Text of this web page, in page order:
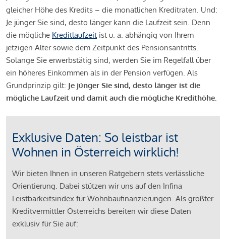
gleicher Höhe des Kredits – die monatlichen Kreditraten. Und:
Je jünger Sie sind, desto länger kann die Laufzeit sein. Denn
die mögliche Kreditlaufzeit ist u. a. abhängig von Ihrem
jetzigen Alter sowie dem Zeitpunkt des Pensionsantritts.
Solange Sie erwerbstätig sind, werden Sie im Regelfall über
ein höheres Einkommen als in der Pension verfügen. Als
Grundprinzip gilt: Je jünger Sie sind, desto länger ist die
mögliche Laufzeit und damit auch die mögliche Kredithöhe.
Exklusive Daten: So leistbar ist
Wohnen in Österreich wirklich!
Wir bieten Ihnen in unseren Ratgebern stets verlässliche
Orientierung. Dabei stützen wir uns auf den Infina
Leistbarkeitsindex für Wohnbaufinanzierungen. Als größter
Kreditvermittler Österreichs bereiten wir diese Daten
exklusiv für Sie auf: